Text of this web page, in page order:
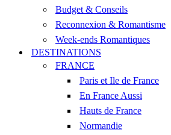
Budget & Conseils
Reconnexion & Romantisme
Week-ends Romantiques
DESTINATIONS
FRANCE
Paris et Ile de France
En France Aussi
Hauts de France
Normandie